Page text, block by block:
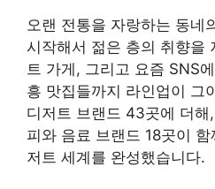
오랜 전통을 자랑하는 동네
시작해서 젊은 층의 취향을
트 가게, 그리고 요즘 SNS
흥 맛집들까지 라인업이 그
디저트 브랜드 43곳에 더해
피와 음료 브랜드 18곳이
저트 세계를 완성했습니다.